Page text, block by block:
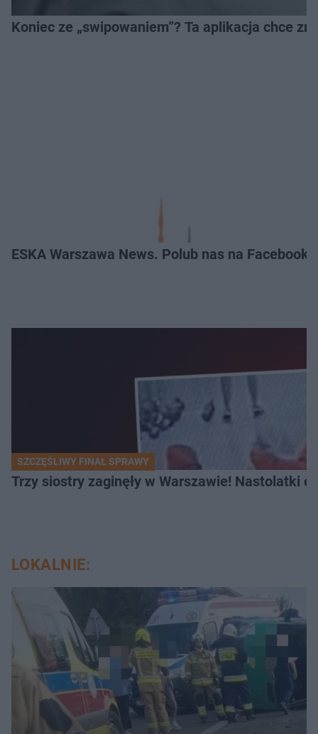
Koniec ze „swipowaniem”? Ta aplikacja chce
ESKA Warszawa News. Polub nas na
SZCZĘŚLIWY FINAŁ SPRAWY
Trzy siostry zaginęły w Warszawie! Nastolatki
LOKALNIE: